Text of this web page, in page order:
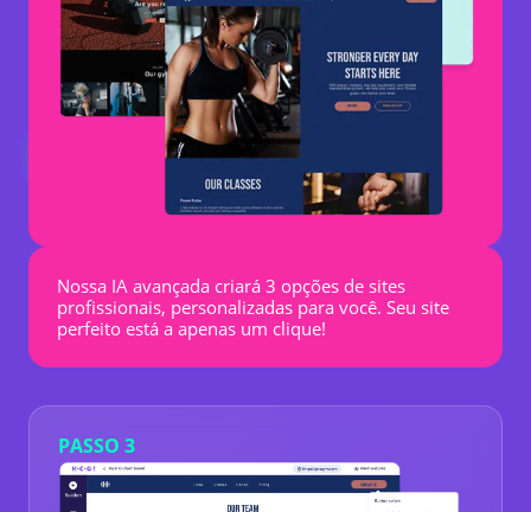
Nossa IA avançada criará 3 opções de sites
profissionais, personalizadas para você. Seu site
perfeito está a apenas um clique!
PASSO 3